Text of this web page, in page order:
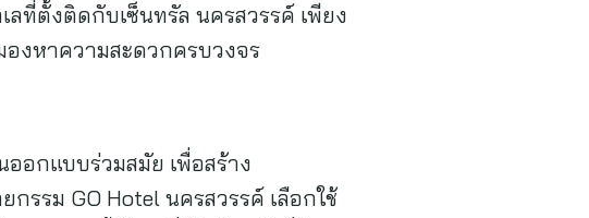
ที่ตั้งติดกับเซ็นทรัล นครสวรรค์ เพียง
งหาความสะดวกครบวงจร
อกแบบร่วมสมัย เพื่อสร้าง
รรม GO Hotel นครสวรรค์ เลือกใช้